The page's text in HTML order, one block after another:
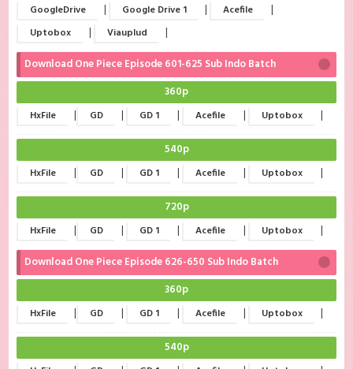
GoogleDrive | Google Drive 1 | Acefile |
Uptobox | Viauplud
|
Download One Piece Episode 601-625 Sub Indo Batch
360p
HxFile | GD | GD 1 | Acefile | Uptobox |
540p
HxFile | GD | GD 1 | Acefile | Uptobox |
720p
HxFile | GD | GD 1 | Acefile | Uptobox
|
Download One Piece Episode 626-650 Sub Indo Batch
360p
HxFile | GD | GD 1 | Acefile | Uptobox |
540p